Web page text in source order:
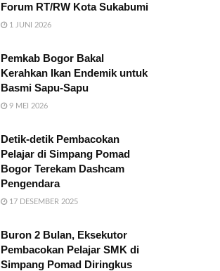
Forum RT/RW Kota Sukabumi
1 JUNI 2026
Pemkab Bogor Bakal
Kerahkan Ikan Endemik untuk
Basmi Sapu-Sapu
9 MEI 2026
Detik-detik Pembacokan
Pelajar di Simpang Pomad
Bogor Terekam Dashcam
Pengendara
17 DESEMBER 2025
Buron 2 Bulan, Eksekutor
Pembacokan Pelajar SMK di
Simpang Pomad Diringkus